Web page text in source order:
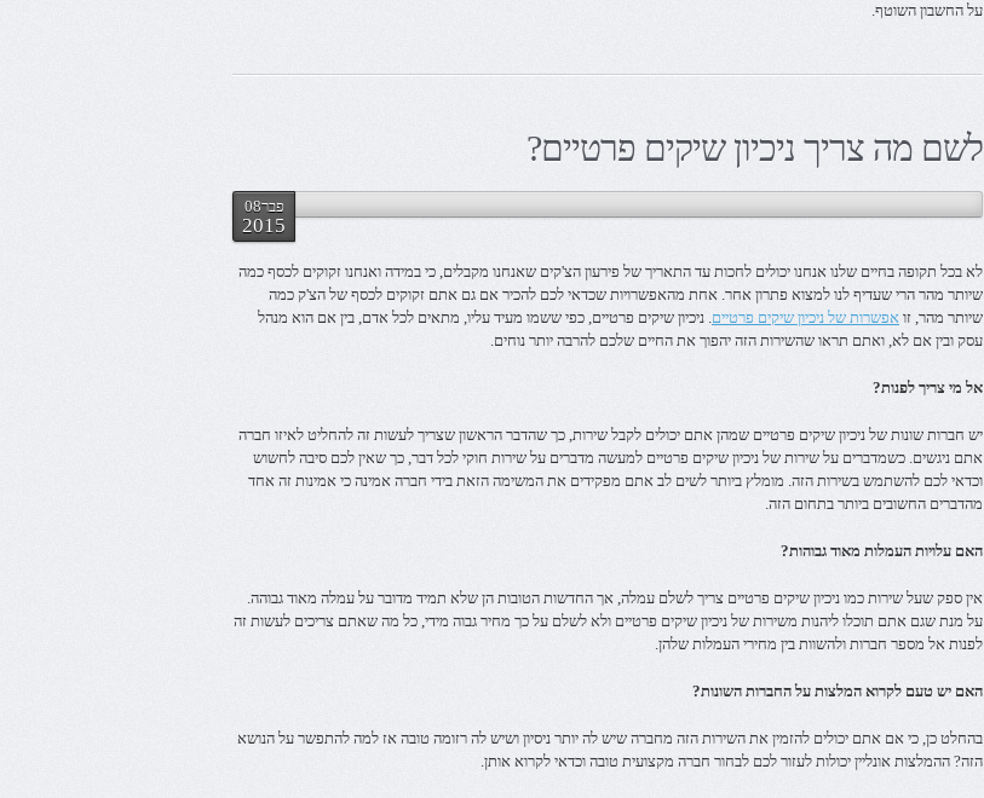
על החשבון השוטף.
לשם מה צריך ניכיון שיקים פרטיים?
פבר08
2015
לא בכל תקופה בחיים שלנו אנחנו יכולים לחכות עד התאריך של פירעון הצ'קים שאנחנו מקבלים, כי במידה ואנחנו זקוקים לכסף כמה
שיותר מהר הרי שעדיף לנו למצוא פתרון אחר. אחת מהאפשרויות שכדאי לכם להכיר אם גם אתם זקוקים לכסף של הצ'ק כמה
שיותר מהר, זו אפשרות של ניכיון שיקים פרטיים. ניכיון שיקים פרטיים, כפי ששמו מעיד עליו, מתאים לכל אדם, בין אם הוא מנהל
עסק ובין אם לא, ואתם תראו שהשירות הזה יהפוך את החיים שלכם להרבה יותר נוחים.
אל מי צריך לפנות?
יש חברות שונות של ניכיון שיקים פרטיים שמהן אתם יכולים לקבל שירות, כך שהדבר הראשון שצריך לעשות זה להחליט לאיזו חברה
אתם ניגשים. כשמדברים על שירות של ניכיון שיקים פרטיים למעשה מדברים על שירות חוקי לכל דבר, כך שאין לכם סיבה לחשוש
וכדאי לכם להשתמש בשירות הזה. מומלץ ביותר לשים לב אתם מפקידים את המשימה הזאת בידי חברה אמינה כי אמינות זה אחד
מהדברים החשובים ביותר בתחום הזה.
האם עלויות העמלות מאוד גבוהות?
אין ספק שעל שירות כמו ניכיון שיקים פרטיים צריך לשלם עמלה, אך החדשות הטובות הן שלא תמיד מדובר על עמלה מאוד גבוהה.
על מנת שגם אתם תוכלו ליהנות משירות של ניכיון שיקים פרטיים ולא לשלם על כך מחיר גבוה מידי, כל מה שאתם צריכים לעשות זה
לפנות אל מספר חברות ולהשוות בין מחירי העמלות שלהן.
האם יש טעם לקרוא המלצות על החברות השונות?
בהחלט כן, כי אם אתם יכולים להזמין את השירות הזה מחברה שיש לה יותר ניסיון ושיש לה רזומה טובה אז למה להתפשר על הנושא
הזה? ההמלצות אונליין יכולות לעזור לכם לבחור חברה מקצועית טובה וכדאי לקרוא אותן.